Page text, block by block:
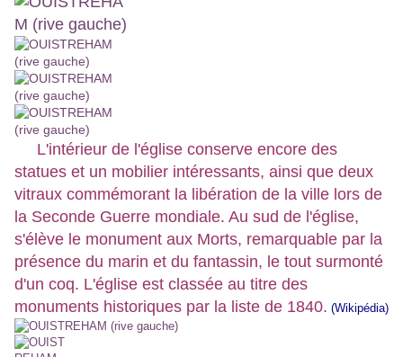
L'intérieur de l'église conserve encore des
statues et un mobilier intéressants, ainsi que deux
vitraux commémorant la libération de la ville lors de
la Seconde Guerre mondiale. Au sud de l'église,
s'élève le monument aux Morts, remarquable par la
présence du marin et du fantassin, le tout surmonté
d'un coq. L'église est classée au titre des
monuments historiques par la liste de 1840. (Wikipédia)